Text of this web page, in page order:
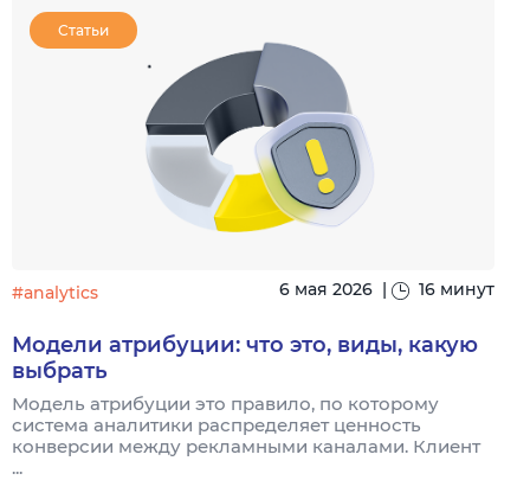
Статьи
#analytics 6 мая 2026 | 16 минут
Модели атрибуции: что это, виды, какую
выбрать
Модель атрибуции это правило, по которому
система аналитики распределяет ценность
конверсии между рекламными каналами. Клиент
...